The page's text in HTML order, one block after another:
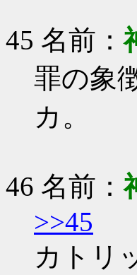
45 名前：
罪の象
カ。
46 名前：
>>45
カトリ